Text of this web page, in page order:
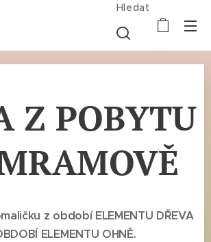
Hledat
Z POBYTU
z období ELEMENTU DŘEVA
ELEMENTU OHNĚ.